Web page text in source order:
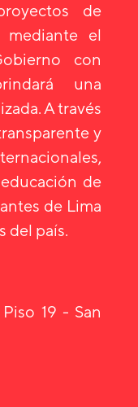
de
mediante el
con
una
A través
y
de
de Lima
del país.
19 - San